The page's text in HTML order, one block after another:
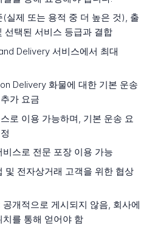
(실제 또는 용적 중 더 높은 것), 출
선택된 서비스 등급과 결합
Delivery 서비스에서 최대
Delivery 화물에 대한 기본 운송
가 요금
로 이용 가능하며, 기본 운송 요
스로 전문 포장 이용 가능
및 전자상거래 고객을 위한 협상
공개적으로 게시되지 않음, 회사에
를 통해 얻어야 함